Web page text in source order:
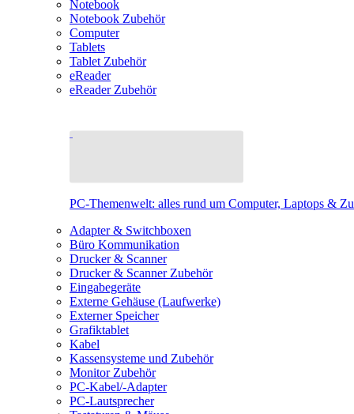
Notebook
Notebook Zubehör
Computer
Tablets
Tablet Zubehör
eReader
eReader Zubehör
PC-Themenwelt: alles rund um Computer, Laptops &
Adapter & Switchboxen
Büro Kommunikation
Drucker & Scanner
Drucker & Scanner Zubehör
Eingabegeräte
Externe Gehäuse (Laufwerke)
Externer Speicher
Grafiktablet
Kabel
Kassensysteme und Zubehör
Monitor Zubehör
PC-Kabel/-Adapter
PC-Lautsprecher